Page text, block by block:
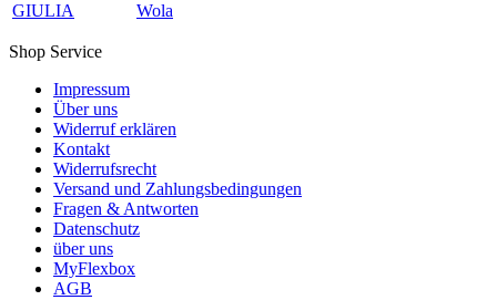
GIULIA
Wola
Shop Service
Impressum
Über uns
Widerruf erklären
Kontakt
Widerrufsrecht
Versand und Zahlungsbedingungen
Fragen & Antworten
Datenschutz
über uns
MyFlexbox
AGB